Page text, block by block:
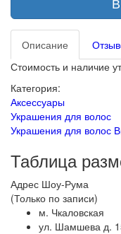
Описание
Стоимость и наличие
Категория:
Аксессуары
Украшения для волос
Украшения для волос
Таблица
Адрес Шоу-Рума
(Только по записи)
м. Чкаловская
ул. Шамшева д.